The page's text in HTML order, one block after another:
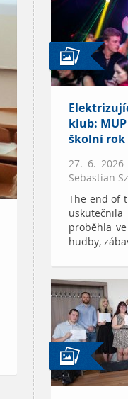
klub:
školní rok
27. 6. 2026
Sebastian
The end of
proběhla
hudby,